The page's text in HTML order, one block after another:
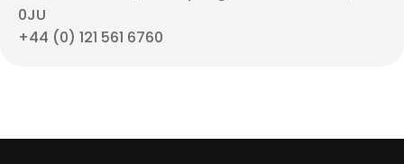
0JU
+44 (0) 121 561 6760